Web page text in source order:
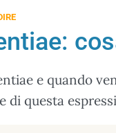
e quando
di questa